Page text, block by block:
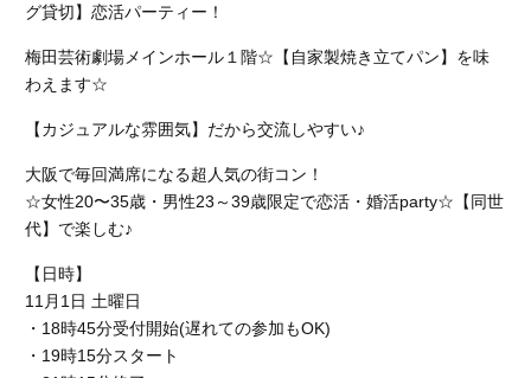
グ貸切】恋活パーティー！
梅田芸術劇場メインホール１階☆【自家製焼き立てパン】を味
わえます☆
【カジュアルな雰囲気】だから交流しやすい♪
大阪で毎回満席になる超人気の街コン！
☆女性20〜35歳・男性23～39歳限定で恋活・婚活party☆【同世
代】で楽しむ♪
【日時】
11月1日 土曜日
・18時45分受付開始(遅れての参加もOK)
・19時15分スタート